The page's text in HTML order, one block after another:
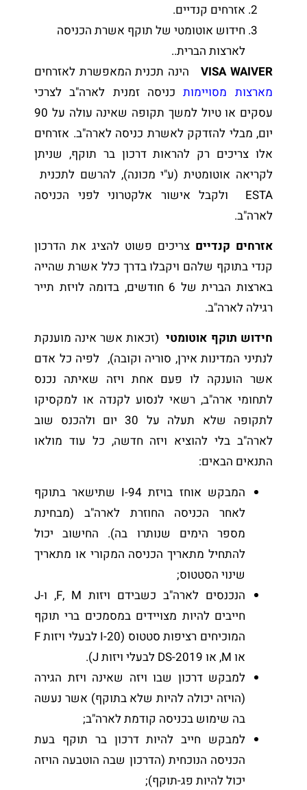
אזרחים קנדיים.
חידוש אוטומטי של תוקף אשרת הכניסה
לארצות הברית..
VISA WAIVER הינה תכנית המאפשרת לאזרחים
מארצות מסויימות כניסה זמנית לארה"ב לצרכי
עסקים או טיול למשך תקופה שאינה עולה על 90
יום, מבלי להזדקק לאשרת כניסה לארה"ב. אזרחים
אלו צריכים רק להראות דרכון בר תוקף, שניתן
לקריאה אוטומטית (ע"י מכונה), להרשם לתכנית
ESTA ולקבל אישור אלקטרוני לפני הכניסה
לארה"ב.
אזרחים קנדיים צריכים פשוט להציג את הדרכון
קנדי בתוקף שלהם ויקבלו בדרך כלל אשרת שהייה
בארצות הברית של 6 חודשים, בדומה לויזת תייר
רגילה לארה"ב.
חידוש תוקף אוטומטי (זכאות אשר אינה מוענקת
לנתיני המדינות אירן, סוריה וקובה), לפיה כל אדם
אשר הוענקה לו פעם אחת ויזה שאיתה נכנס
לתחומי ארה"ב, רשאי לנסוע לקנדה או למקסיקו
לתקופה שלא תעלה על 30 יום ולהכנס שוב
לארה"ב בלי להוציא ויזה חדשה, כל עוד מולאו
התנאים הבאים:
המבקש אוחז בויזת I-94 שתישאר בתוקף
לאחר הכניסה החוזרת לארה"ב (מבחינת
מספר הימים שנותרו בה). החישוב יכול
להתחיל מתאריך הכניסה המקורי או מתאריך
שינוי הסטטוס;
הנכנסים לארה"ב כשבידם ויזות F, M, ו-J
חייבים להיות מצויידים במסמכים ברי תוקף
המוכיחים רציפות סטטוס (I-20 לבעלי ויזות F
או M, או DS-2019 לבעלי ויזות J).
למבקש דרכון שבו ויזה שאינה ויזת הגירה
(הויזה יכולה להיות שלא בתוקף) אשר נעשה
בה שימוש בכניסה קודמת לארה"ב;
למבקש חייב להיות דרכון בר תוקף בעת
הכניסה הנוכחית (הדרכון שבה הוטבעה הויזה
יכול להיות פג-תוקף);